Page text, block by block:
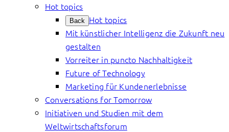
Hot topics
Back Hot topics
Mit künstlicher Intelligenz die Zukunft neu
gestalten
Vorreiter in puncto Nachhaltigkeit
Future of Technology
Marketing für Kundenerlebnisse
Conversations for Tomorrow
Initiativen und Studien mit dem
Weltwirtschaftsforum